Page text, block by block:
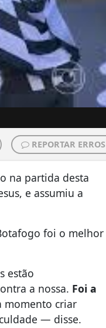
REPORTAR ERROS
na partida desta
e assumiu a
foi o melhor
estão
a nossa. Foi a
momento criar
— disse.